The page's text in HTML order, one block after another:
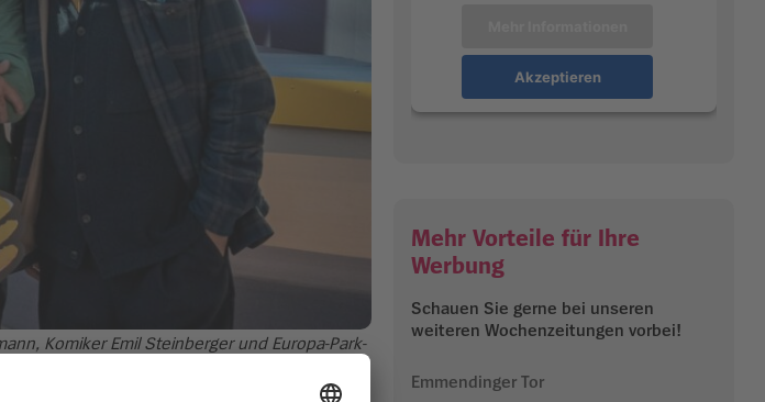
Komiker Emil Steinberger und Europa-Park-
Akzeptieren
Mehr Vorteile für Ihre
Werbung
Schauen Sie gerne bei unseren
weiteren Wochenzeitungen vorbei!
Emmendinger Tor